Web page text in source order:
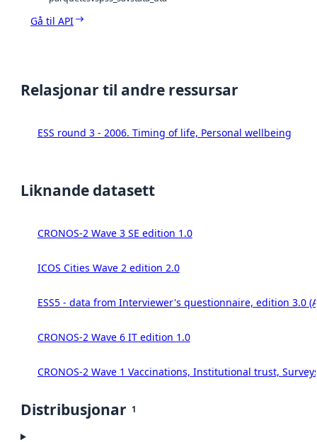
Gå til API
Relasjonar til andre ressursar
ESS round 3 - 2006. Timing of life, Personal wellbeing
Liknande datasett
CRONOS-2 Wave 3 SE edition 1.0
ICOS Cities Wave 2 edition 2.0
ESS5 - data from Interviewer's questionnaire, edition 3.0
CRONOS-2 Wave 6 IT edition 1.0
CRONOS-2 Wave 1 Vaccinations, Institutional trust,
Distribusjonar 1